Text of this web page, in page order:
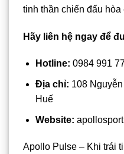
tinh thần chiến đấu hòa
Hãy liên hệ ngay để
Hotline: 0984 991
Địa chỉ: 108
Huế
Website:
Apollo Pulse – Khi trái